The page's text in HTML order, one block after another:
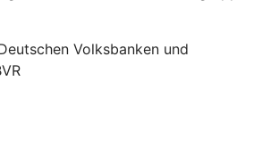
Volksbanken und